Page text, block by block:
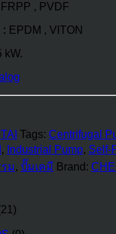
FRPP , PVDF
: EPDM , VITON
kW.
Tags: Centrifugal
, Industrial Pump, Self-
ม, ปั๊มเคมี Brand: